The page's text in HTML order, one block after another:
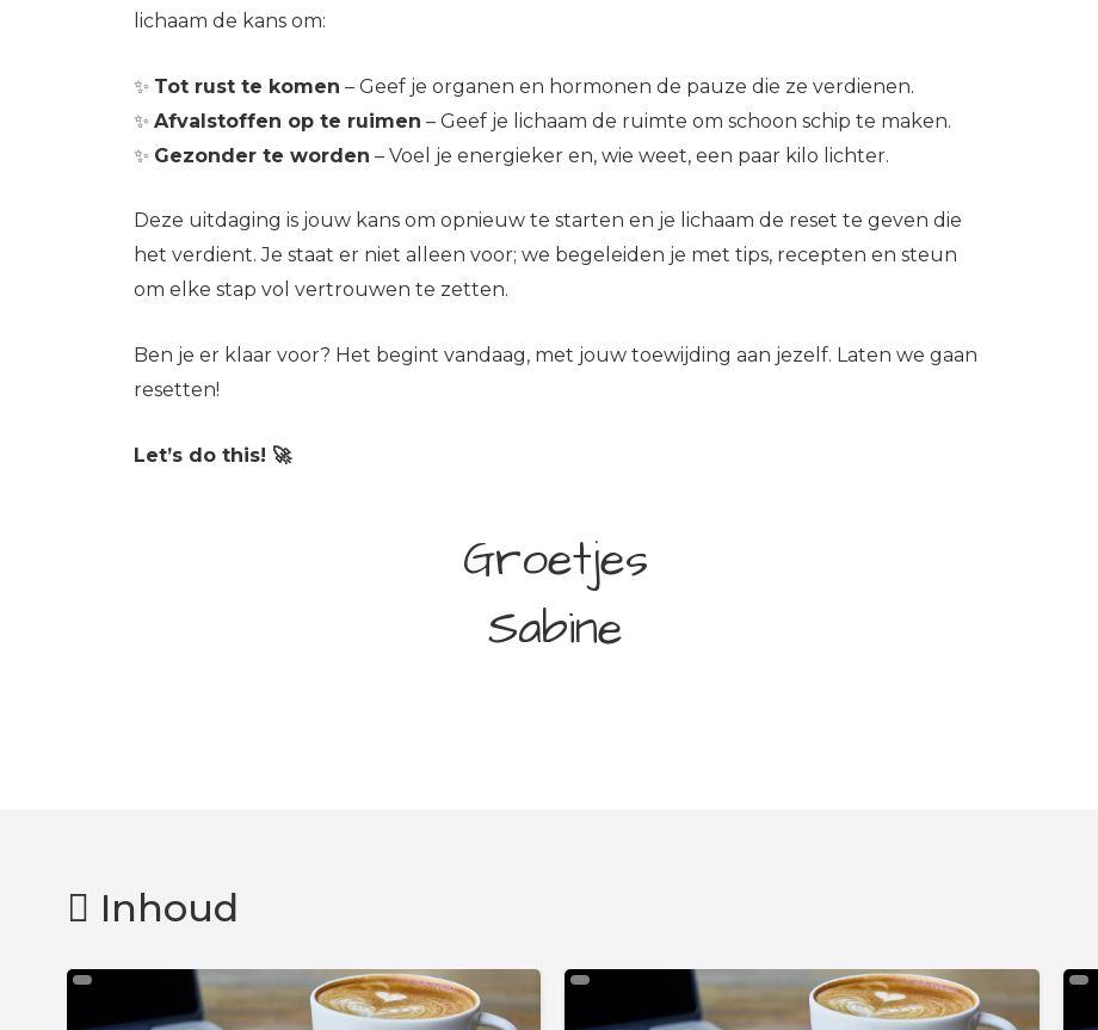
lichaam de kans om:
✨ Tot rust te komen – Geef je organen en hormonen de pauze die ze verdienen.
✨ Afvalstoffen op te ruimen – Geef je lichaam de ruimte om schoon schip te maken.
✨ Gezonder te worden – Voel je energieker en, wie weet, een paar kilo lichter.
Deze uitdaging is jouw kans om opnieuw te starten en je lichaam de reset te geven die
het verdient. Je staat er niet alleen voor; we begeleiden je met tips, recepten en steun
om elke stap vol vertrouwen te zetten.
Ben je er klaar voor? Het begint vandaag, met jouw toewijding aan jezelf. Laten we gaan
resetten!
Let’s do this! 🚀
Groetjes
Sabine
Inhoud